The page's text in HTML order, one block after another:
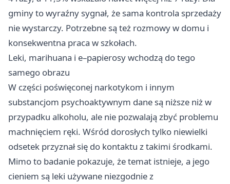
gminy to wyraźny sygnał, że sama kontrola sprzedaży
nie wystarczy. Potrzebne są też rozmowy w domu i
konsekwentna praca w szkołach.
Leki, marihuana i e–papierosy wchodzą do tego
samego obrazu
W części poświęconej narkotykom i innym
substancjom psychoaktywnym dane są niższe niż w
przypadku alkoholu, ale nie pozwalają zbyć problemu
machnięciem ręki. Wśród dorosłych tylko niewielki
odsetek przyznał się do kontaktu z takimi środkami.
Mimo to badanie pokazuje, że temat istnieje, a jego
cieniem są leki używane niezgodnie z